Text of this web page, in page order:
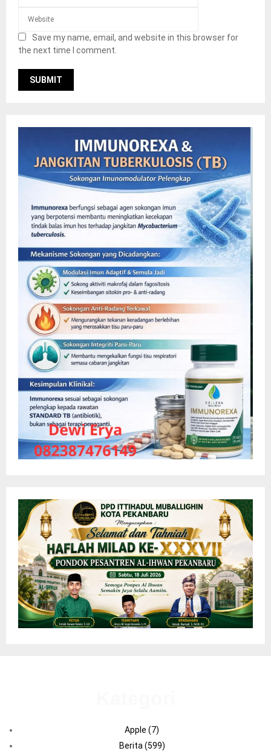
Save my name, email, and website in this browser for
the next time I comment.
Apple (7)
Berita (599)